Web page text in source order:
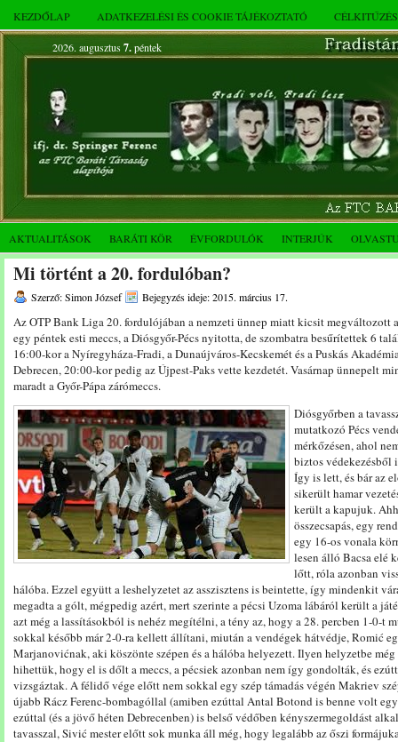
KEZDŐLAP ADATKEZELÉSI ÉS COOKIE TÁJÉKOZTATÓ
2026. augusztus 7.péntek
AKTUALITÁSOK BARÁTI KÖR ÉVFORDULÓK INTERJÚK
Mi történt a 20. fordulóban?
Szerző: Simon József Bejegyzés ideje: 2015. március 17.
Az OTP Bank Liga 20. fordulójában a nemzeti ünnep miatt kicsit megváltozott
egy péntek esti meccs, a Diósgyőr-Pécs nyitotta, de szombatra besűrítettek 6
16:00-kor a Nyíregyháza-Fradi, a Dunaújváros-Kecskemét és a Puskás
Debrecen, 20:00-kor pedig az Újpest-Paks vette kezdetét. Vasárnap ünnepelt
maradt a Győr-Pápa zárómeccs.
Diósgyőrben a
mutatkozó Pécs
mérkőzésen, ahol
biztos
Így is lett, és bár az
sikerült hamar
került a kapujuk.
összecsapás, egy
egy 16-os vonala
lesen álló Bacsa elé
lőtt, róla azonban
hálóba. Ezzel együtt a leshelyzetet az asszisztens is beintette, így mindenkit
megadta a gólt, mégpedig azért, mert szerinte a pécsi Uzoma lábáról került a
azt még a lassításokból is nehéz megítélni, a tény az, hogy a 28. percben 1-0-t
sokkal később már 2-0-ra kellett állítani, miután a vendégek hátvédje, Romić
Marjanovićnak, aki köszönte szépen és a hálóba helyezett. Ilyen helyzetbe
hihettük, hogy el is dőlt a meccs, a pécsiek azonban nem így gondolták, és
vizsgáztak. A félidő vége előtt nem sokkal egy szép támadás végén Makriev
újabb Rácz Ferenc-bombagóllal (amiben ezúttal Antal Botond is benne volt
ezúttal (és a jövő héten Debrecenben) is belső védőben kényszermegoldást
tavasszal, Sivić mester előtt sok munka áll még, hogy legalább az őszi